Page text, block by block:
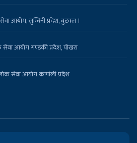
आयोग, लुम्बिनी प्रदेश, बुटवल ।
सेवा आयोग गण्डकी प्रदेश, पोखरा
सेवा आयोग कर्णाली प्रदेश
आयोग, कोशी प्रदेश, विराटनगर